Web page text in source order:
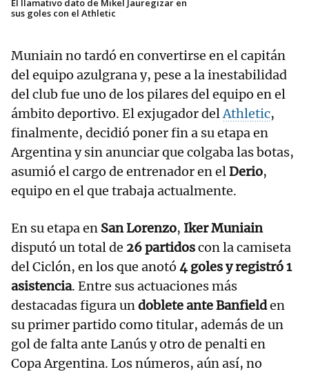
El llamativo dato de Mikel Jauregizar en
sus goles con el Athletic
Muniain no tardó en convertirse en el capitán
del equipo azulgrana y, pese a la inestabilidad
del club fue uno de los pilares del equipo en el
ámbito deportivo. El exjugador delAthletic,
finalmente, decidió poner fin a su etapa en
Argentina y sin anunciar que colgaba las botas,
asumió el cargo de entrenador en elDerio,
equipo en el que trabaja actualmente.
En su etapa en San Lorenzo, Iker Muniain
disputó un total de 26 partidoscon la camiseta
del Ciclón, en los que anotó 4 goles y registró 1
asistencia. Entre sus actuaciones más
destacadas figura undoblete ante Banfielden
su primer partido como titular, además de un
gol de falta ante Lanús y otro de penalti en
Copa Argentina. Los números, aún así, no